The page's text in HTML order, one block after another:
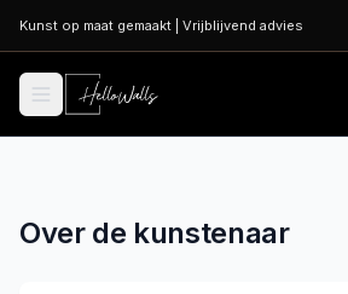
Ga naar hoofdinhoud
Kunst op maat gemaakt Vrijblijvend advies
Over de kunstenaar